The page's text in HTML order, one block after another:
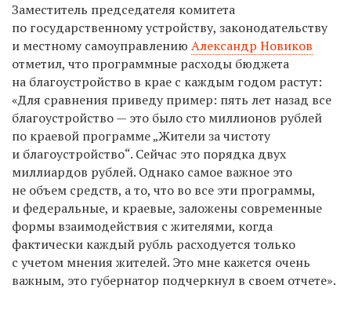
Заместитель председателя комитета
по государственному устройству, законодательству
и местному самоуправлению Александр Новиков
отметил, что программные расходы бюджета
на благоустройство в крае с каждым годом растут:
«Для сравнения приведу пример: пять лет назад все
благоустройство — это было сто миллионов рублей
по краевой программе „Жители за чистоту
и благоустройство“. Сейчас это порядка двух
миллиардов рублей. Однако самое важное это
не объем средств, а то, что во все эти программы,
и федеральные, и краевые, заложены современные
формы взаимодействия с жителями, когда
фактически каждый рубль расходуется только
с учетом мнения жителей. Это мне кажется очень
важным, это губернатор подчеркнул в своем отчете».